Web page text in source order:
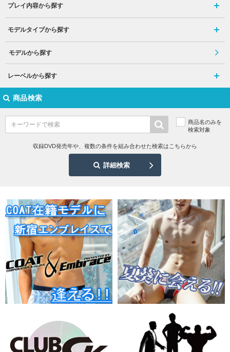
プレイ内容から探す
モデルタイプから探す
モデルから探す
レーベルから探す
商品検索
商品名のみを
検索対象
収録DVD発売年や、複数の条件を組み合わせた検索はこちらから
詳細検索